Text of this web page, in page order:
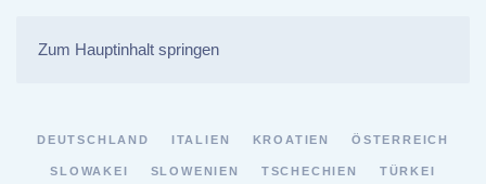
Zum Hauptinhalt springen
DEUTSCHLAND ITALIEN KROATIEN ÖSTERREICH
SLOWAKEI SLOWENIEN TSCHECHIEN TÜRKEI